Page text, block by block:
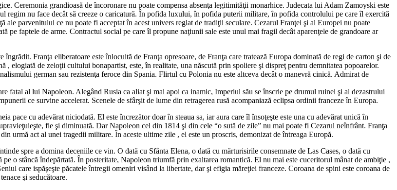
Ceremonia grandioasă de încoronare nu poate compensa absenţa legitimităţii monarhice. Judecata lui Adam Zamoyski este
regim nu face decât să creeze o caricatură. În pofida luxului, în pofida puterii militare, în pofida controlului pe care îl exercită
ale parvenitului ce nu poate fi acceptat în acest univers reglat de tradiţii seculare. Cezarul Franţei şi al Europei nu poate
pe faptele de arme. Contractul social pe care îl propune naţiunii sale este unul mai fragil decât aparenţele de grandoare ar
Franţa eliberatoare este înlocuită de Franţa opresoare, de Franţa care tratează Europa dominată de regi de carton şi de
elogiată de zeloţii cultului bonapartist, este, în realitate, una născută prin spoliere şi dispreţ pentru demnitatea popoarelor.
german sau rezistenţa feroce din Spania. Flirtul cu Polonia nu este altceva decât o manevră cinică. Admirat de
fatal al lui Napoleon. Alegând Rusia ca aliat şi mai apoi ca inamic, Imperiul său se înscrie pe drumul ruinei şi al dezastrului
ce survine accelerat. Scenele de sfârşit de lume din retragerea rusă acompaniază eclipsa ordinii franceze în Europa.
pace cu adevărat niciodată. El este încrezător doar în steaua sa, iar aura care îl însoţeşte este una cu adevărat unică în
fie şi diminuată. Dar Napoleon cel din 1814 şi din cele “o sută de zile” nu mai poate fi Cezarul neînfrânt. Franţa
urmă act al unei tragedii militare. În aceste ultime zile , el este un proscris, demonizat de întreaga Europă.
spre a domina deceniile ce vin. O dată cu Sfânta Elena, o dată cu mărturisirile consemnate de Las Cases, o dată cu
o stâncă îndepărtată. În posteritate, Napoleon triumfă prin exaltarea romantică. El nu mai este cuceritorul mânat de ambiţie ,
care ispăşeşte păcatele întregii omeniri visând la libertate, dar şi efigia măreţiei franceze. Coroana de spini este coroana de
şi seducătoare.